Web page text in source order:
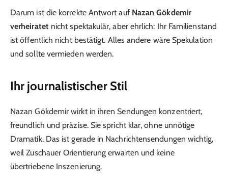
Darum ist die korrekte Antwort auf Nazan Gökdemir
verheiratetnicht spektakulär, aber ehrlich: Ihr Familienstand
ist öffentlich nicht bestätigt. Alles andere wäre Spekulation
und sollte vermieden werden.
Ihr journalistischer Stil
Nazan Gökdemir wirkt in ihren Sendungen konzentriert,
freundlich und präzise. Sie spricht klar, ohne unnötige
Dramatik. Das ist gerade in Nachrichtensendungen wichtig,
weil Zuschauer Orientierung erwarten und keine
übertriebene Inszenierung.